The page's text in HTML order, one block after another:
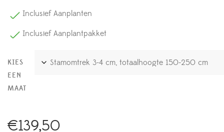
Inclusief Aanplanten
Inclusief Aanplantpakket
KIES
EEN
MAAT
€139,50